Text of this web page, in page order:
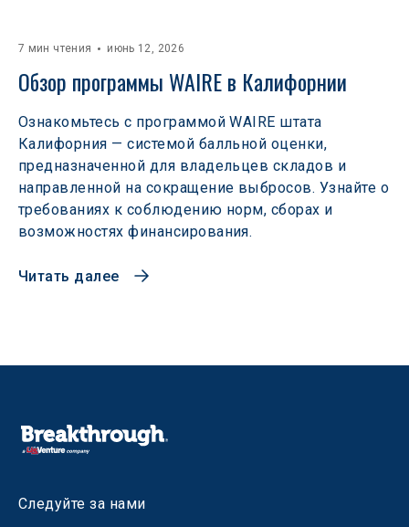
7 мин чтения июнь 12, 2026
Обзор программы WAIRE в Калифорнии
Ознакомьтесь с программой WAIRE штата
Калифорния — системой балльной оценки,
предназначенной для владельцев складов и
направленной на сокращение выбросов. Узнайте о
требованиях к соблюдению норм, сборах и
возможностях финансирования.
Читать далее
Следуйте за нами